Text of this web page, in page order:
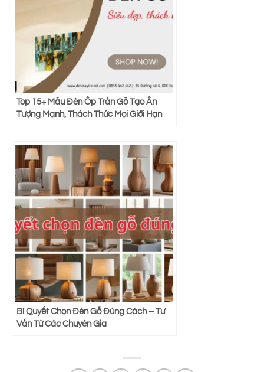
Top 15+ Mẫu Đèn Ốp Trần Gỗ Tạo Ấn
Tượng Mạnh, Thách Thức Mọi Giới Hạn
Bí Quyết Chọn Đèn Gỗ Đúng Cách – Tư
Vấn Từ Các Chuyên Gia